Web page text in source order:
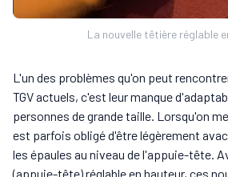
La nouvelle têtière réglable
L'un des problèmes qu'on peut
TGV actuels, c'est leur manque
personnes de grande taille. Lorsqu'on
est parfois obligé d'être légèrement
les épaules au niveau de l'appuie-tête.
(appuie-tête) réglable en hauteur, ces